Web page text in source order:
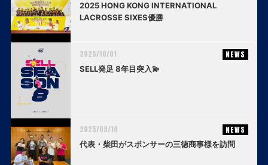
2025 HONG KONG INTERNATIONAL
LACROSSE SIXES優勝
2025/10/01 NEWS
SELL発足 8年目突入💫
2025/09/10 NEWS
代表・柴田がスポンサーの三徳商事様を訪問